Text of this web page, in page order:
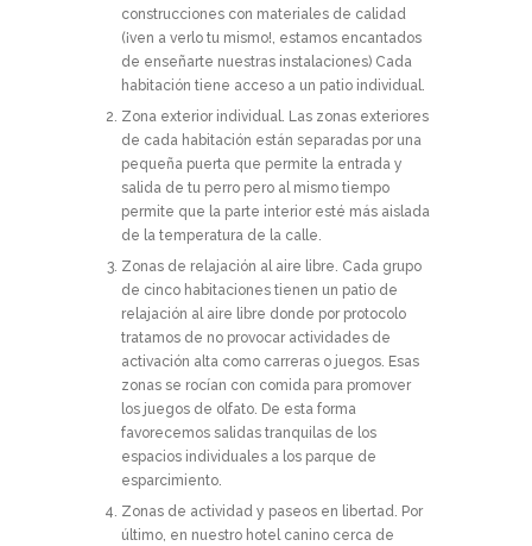
construcciones con materiales de calidad
(¡ven a verlo tu mismo!, estamos encantados
de enseñarte nuestras instalaciones) Cada
habitación tiene acceso a un patio individual.
Zona exterior individual. Las zonas exteriores
de cada habitación están separadas por una
pequeña puerta que permite la entrada y
salida de tu perro pero al mismo tiempo
permite que la parte interior esté más aislada
de la temperatura de la calle.
Zonas de relajación al aire libre. Cada grupo
de cinco habitaciones tienen un patio de
relajación al aire libre donde por protocolo
tratamos de no provocar actividades de
activación alta como carreras o juegos. Esas
zonas se rocían con comida para promover
los juegos de olfato. De esta forma
favorecemos salidas tranquilas de los
espacios individuales a los parque de
esparcimiento.
Zonas de actividad y paseos en libertad. Por
último, en nuestro hotel canino cerca de